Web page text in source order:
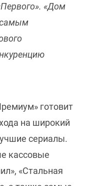
«Дом
самым
готовит
на широкий
сериалы.
кассовые
«Стальная